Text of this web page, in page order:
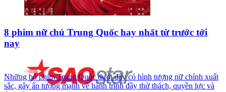
8 phim nữ chủ Trung Quốc hay nhất từ trước tới
nay
Những bộ phim Trung Quốc dưới đây có hình tượng nữ chính xuất
sắc, gây ấn tượng mạnh về hành trình đầy thử thách, quyền lực và